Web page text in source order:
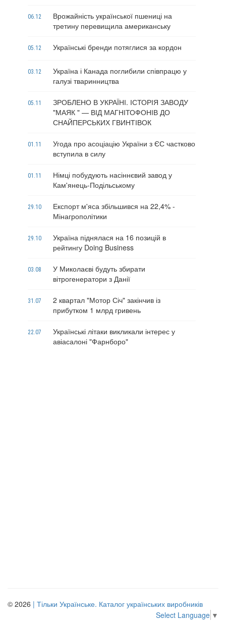
06.12
Врожайність української пшениці на
третину перевищила американську
05.12 Українські бренди потяглися за кордон
03.12
Україна і Канада поглибили співпрацю у
галузі тваринництва
05.11
ЗРОБЛЕНО В УКРАЇНІ. ІСТОРІЯ ЗАВОДУ
"МАЯК " — ВІД МАГНІТОФОНІВ ДО
СНАЙПЕРСЬКИХ ГВИНТІВОК
01.11
Угода про асоціацію України з ЄС частково
вступила в силу
01.11
Німці побудують насіннєвий завод у
Кам'янець-Подільському
29.10
Експорт м'яса збільшився на 22,4% -
Мінагрополітики
29.10
Україна піднялася на 16 позицій в
рейтингу Doing Business
03.08
У Миколаєві будуть збирати
вітрогенератори з Данії
31.07
2 квартал "Мотор Січ" закінчив із
прибутком 1 млрд гривень
22.07
Українські літаки викликали інтерес у
авіасалоні "Фарнборо"
© 2026 | Тільки Українське. Каталог українських виробників
Select Language ▼